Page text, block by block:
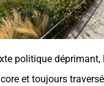
politique déprimant,
et toujours